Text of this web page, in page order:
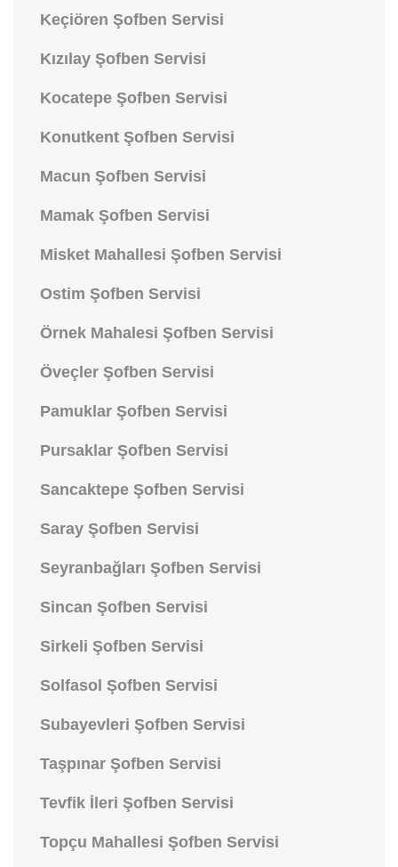
Keçiören Şofben Servisi
Kızılay Şofben Servisi
Kocatepe Şofben Servisi
Konutkent Şofben Servisi
Macun Şofben Servisi
Mamak Şofben Servisi
Misket Mahallesi Şofben Servisi
Ostim Şofben Servisi
Örnek Mahalesi Şofben Servisi
Öveçler Şofben Servisi
Pamuklar Şofben Servisi
Pursaklar Şofben Servisi
Sancaktepe Şofben Servisi
Saray Şofben Servisi
Seyranbağları Şofben Servisi
Sincan Şofben Servisi
Sirkeli Şofben Servisi
Solfasol Şofben Servisi
Subayevleri Şofben Servisi
Taşpınar Şofben Servisi
Tevfik İleri Şofben Servisi
Topçu Mahallesi Şofben Servisi